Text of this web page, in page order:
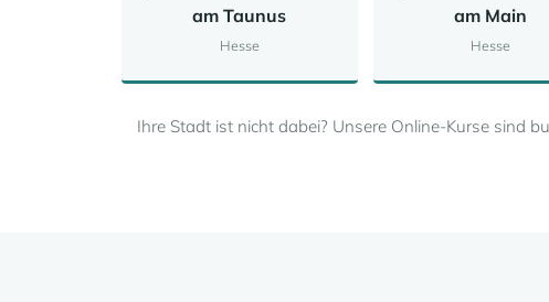
am Taunus
Hesse
am Main
Hesse
Ihre Stadt ist nicht dabei? Unsere Online-Kurse sind